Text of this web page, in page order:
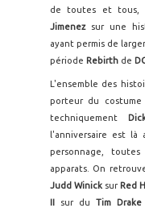
de toutes et tous,
Jimenez sur une
ayant permis de
période Rebirth de
L'ensemble des
porteur du costume
techniquement
l'anniversaire est là
personnage,
apparats. On
Judd Winick sur Red
II sur du Tim Drake